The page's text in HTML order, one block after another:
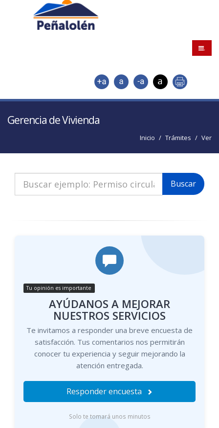
.
Gerencia de Vivienda
Inicio Trámites Ver
Buscar
Tu opinión es importante
AYÚDANOS A MEJORAR
NUESTROS SERVICIOS
Te invitamos a responder una breve encuesta de
satisfacción. Tus comentarios nos permitirán
conocer tu experiencia y seguir mejorando la
atención entregada.
Responder encuesta
Solo te tomará unos minutos